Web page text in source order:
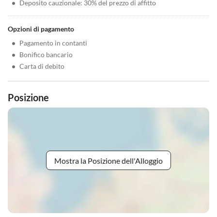
• Deposito cauzionale: 30% del prezzo di affitto
Opzioni di pagamento
• Pagamento in contanti
• Bonifico bancario
• Carta di debito
Posizione
Mostra la Posizione dell'Alloggio